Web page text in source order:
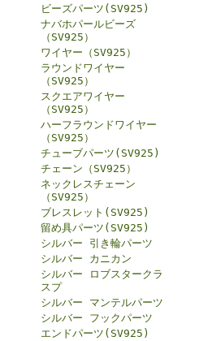
ビーズパーツ(SV925)
ナバホパールビーズ
（SV925）
ワイヤー（SV925）
ラウンドワイヤー
（SV925）
スクエアワイヤー
（SV925）
ハーフラウンドワイヤー
（SV925）
チューブパーツ(SV925)
チェーン（SV925）
ネックレスチェーン
（SV925）
ブレスレット(SV925)
留め具パーツ(SV925)
シルバー 引き輪パーツ
シルバー カニカン
シルバー ロブスタークラ
スプ
シルバー マンテルパーツ
シルバー フックパーツ
エンドパーツ(SV925)